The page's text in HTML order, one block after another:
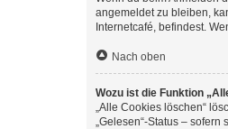
angemeldet zu bleiben,
Internetcafé, befindest.
Nach oben
Wozu ist die Funktion
„Alle Cookies löschen“
„Gelesen“-Status –